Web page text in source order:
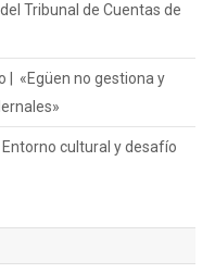
Tribunal de Cuentas de
| «Egüen no gestiona y
Entorno cultural y desafío